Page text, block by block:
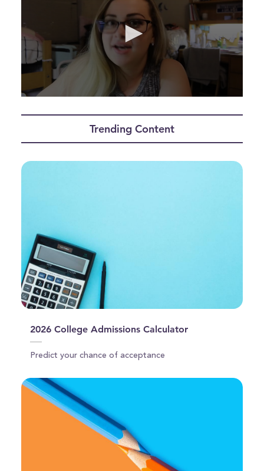
Trending Content
2026 College Admissions Calculator
Predict your chance of acceptance